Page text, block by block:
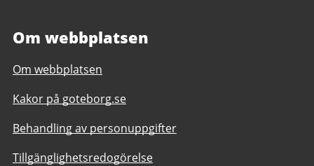
Om webbplatsen
Om webbplatsen
Kakor på goteborg.se
Behandling av personuppgifter
Tillgänglighetsredogörelse